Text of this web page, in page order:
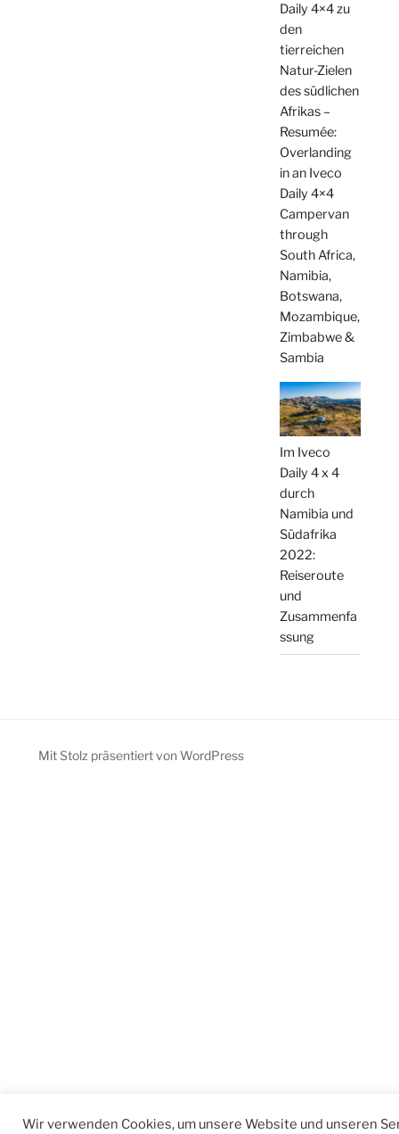
Daily 4×4 zu
den
tierreichen
Natur-Zielen
des südlichen
Afrikas –
Resumée:
Overlanding
in an Iveco
Daily 4×4
Campervan
through
South Africa,
Namibia,
Botswana,
Mozambique,
Zimbabwe &
Sambia
Im Iveco
Daily 4 x 4
durch
Namibia und
Südafrika
2022:
Reiseroute
und
Zusammenfa
ssung
Mit Stolz präsentiert von WordPress
Wir verwenden Cookies, um unsere Website und unseren